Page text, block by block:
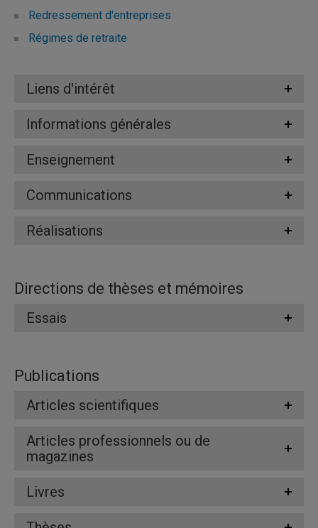
Redressement d'entreprises
Régimes de retraite
Liens d'intérêt
Informations générales
Enseignement
Communications
Réalisations
Directions de thèses et mémoires
Essais
Publications
Articles scientifiques
Articles professionnels ou de
magazines
Livres